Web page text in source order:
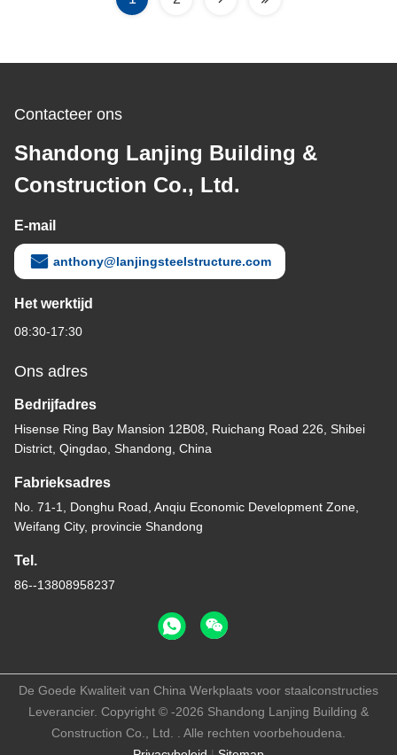
Contacteer ons
Shandong Lanjing Building &
Construction Co., Ltd.
E-mail
anthony@lanjingsteelstructure.com
Het werktijd
08:30-17:30
Ons adres
Bedrijfadres
Hisense Ring Bay Mansion 12B08, Ruichang Road 226, Shibei
District, Qingdao, Shandong, China
Fabrieksadres
No. 71-1, Donghu Road, Anqiu Economic Development Zone,
Weifang City, provincie Shandong
Tel.
86--13808958237
De Goede Kwaliteit van China Werkplaats voor staalconstructies
Leverancier. Copyright © -2026 Shandong Lanjing Building &
Construction Co., Ltd. . Alle rechten voorbehoudena.